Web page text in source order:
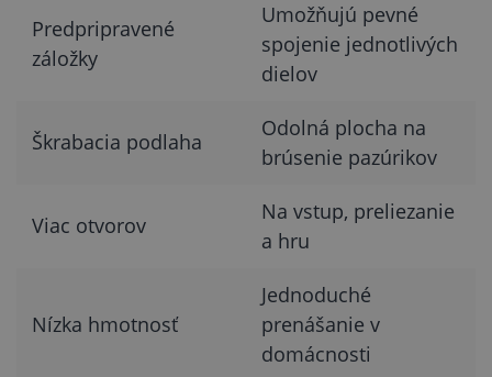
Predpripravené
záložky
Umožňujú pevné
spojenie jednotlivých
dielov
Škrabacia podlaha
Odolná plocha na
brúsenie pazúrikov
Viac otvorov
Na vstup, preliezanie
a hru
Nízka hmotnosť
Jednoduché
prenášanie v
domácnosti